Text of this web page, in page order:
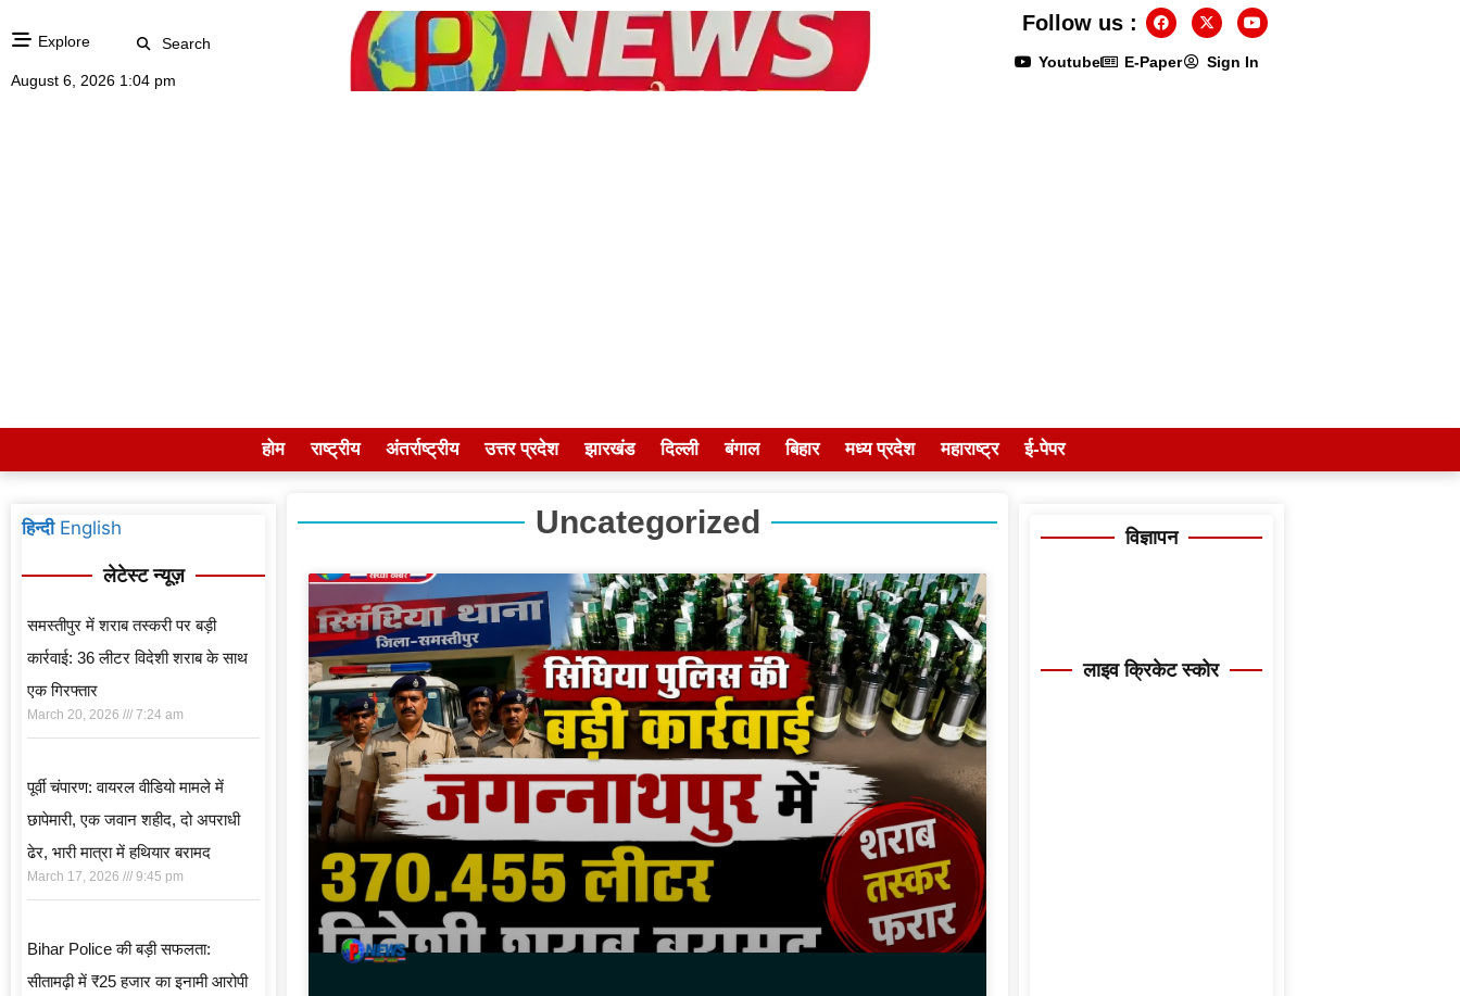
Explore Search
August 6, 2026 1:04 pm
Youtube E-Paper Sign In
Follow us :
होम राष्ट्रीय अंतर्राष्ट्रीय उत्तर प्रदेश झारखंड दिल्ली बंगाल बिहार मध्य प्रदेश महाराष्ट्र ई-पेपर
हिन्दी English
लेटेस्ट न्यूज़
समस्तीपुर में शराब तस्करी पर बड़ी
कार्रवाई: 36 लीटर विदेशी शराब के साथ
एक गिरफ्तार
March 20, 2026 7:24 am
पूर्वी चंपारण: वायरल वीडियो मामले में
छापेमारी, एक जवान शहीद, दो अपराधी
ढेर, भारी मात्रा में हथियार बरामद
March 17, 2026 9:45 pm
Bihar Police की बड़ी सफलता:
सीतामढ़ी में ₹25 हजार का इनामी आरोपी
Uncategorized विज्ञापन
लाइव क्रिकेट स्कोर